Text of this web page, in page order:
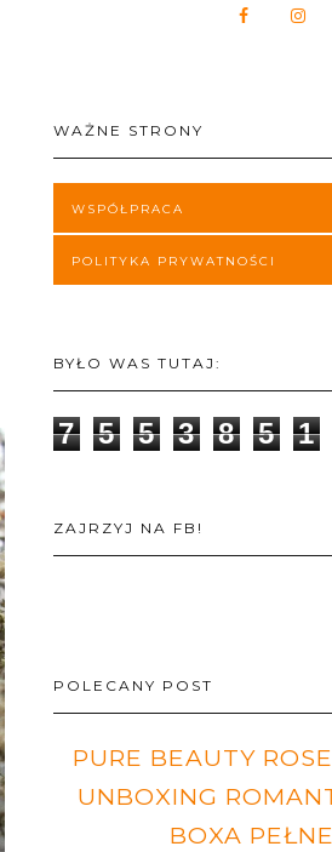
WAŻNE STRONY
WSPÓŁPRACA
POLITYKA PRYWATNOŚCI
BYŁO WAS TUTAJ:
7 5 5 3 8 5 1
ZAJRZYJ NA FB!
POLECANY POST
PURE BEAUTY
UNBOXING
BOXA